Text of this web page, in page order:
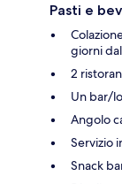
Pasti e
giorni
2
Un bar/
Angolo
Servizio
Snack